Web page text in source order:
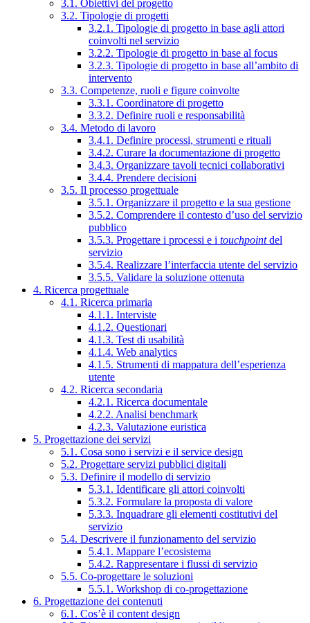
3.1. Obiettivi del progetto
3.2. Tipologie di progetti
3.2.1. Tipologie di progetto in base agli attori
coinvolti nel servizio
3.2.2. Tipologie di progetto in base al focus
3.2.3. Tipologie di progetto in base all’ambito di
intervento
3.3. Competenze, ruoli e figure coinvolte
3.3.1. Coordinatore di progetto
3.3.2. Definire ruoli e responsabilità
3.4. Metodo di lavoro
3.4.1. Definire processi, strumenti e rituali
3.4.2. Curare la documentazione di progetto
3.4.3. Organizzare tavoli tecnici collaborativi
3.4.4. Prendere decisioni
3.5. Il processo progettuale
3.5.1. Organizzare il progetto e la sua gestione
3.5.2. Comprendere il contesto d’uso del servizio
pubblico
3.5.3. Progettare i processi e i touchpointdel
servizio
3.5.4. Realizzare l’interfaccia utente del servizio
3.5.5. Validare la soluzione ottenuta
4. Ricerca progettuale
4.1. Ricerca primaria
4.1.1. Interviste
4.1.2. Questionari
4.1.3. Test di usabilità
4.1.4. Web analytics
4.1.5. Strumenti di mappatura dell’esperienza
utente
4.2. Ricerca secondaria
4.2.1. Ricerca documentale
4.2.2. Analisi benchmark
4.2.3. Valutazione euristica
5. Progettazione dei servizi
5.1. Cosa sono i servizi e il service design
5.2. Progettare servizi pubblici digitali
5.3. Definire il modello di servizio
5.3.1. Identificare gli attori coinvolti
5.3.2. Formulare la proposta di valore
5.3.3. Inquadrare gli elementi costitutivi del
servizio
5.4. Descrivere il funzionamento del servizio
5.4.1. Mappare l’ecosistema
5.4.2. Rappresentare i flussi di servizio
5.5. Co-progettare le soluzioni
5.5.1. Workshop di co-progettazione
6. Progettazione dei contenuti
6.1. Cos’è il content design